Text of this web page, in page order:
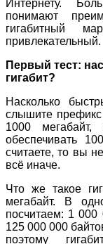
Интернету.
понимают
гигабитный
привлекательный.
Первый тест:
гигабит?
Насколько
слышите префикс
1000 мегабайт,
обеспечивать
считаете, то вы
всё иначе.
Что же такое
мегабайт. В
посчитаем: 1 000
125 000 000
поэтому